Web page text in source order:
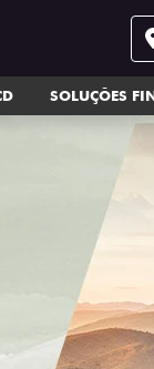
SOLUÇÕES